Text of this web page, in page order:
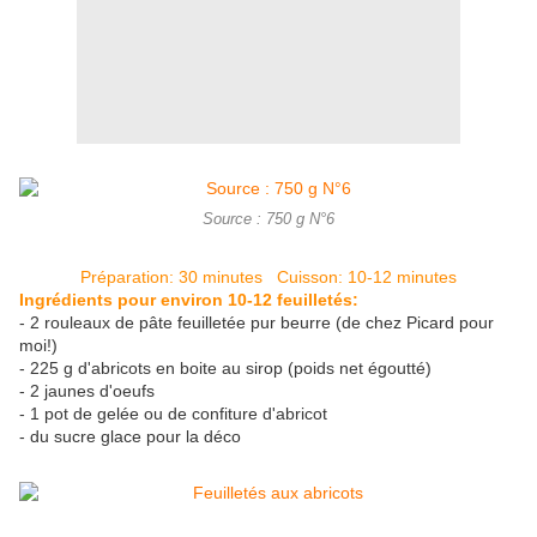
Source : 750 g N°6
Préparation: 30 minutes Cuisson: 10-12 minutes
Ingrédients pour environ 10-12 feuilletés:
- 2 rouleaux de pâte feuilletée pur beurre (de chez Picard pour
moi!)
- 225 g d'abricots en boite au sirop (poids net égoutté)
- 2 jaunes d'oeufs
- 1 pot de gelée ou de confiture d'abricot
- du sucre glace pour la déco